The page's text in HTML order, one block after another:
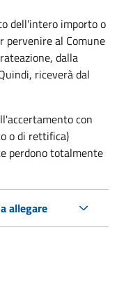
dell'intero importo o
pervenire al Comune
dalla
riceverà dal
con
o di rettifica)
perdono totalmente
allegare